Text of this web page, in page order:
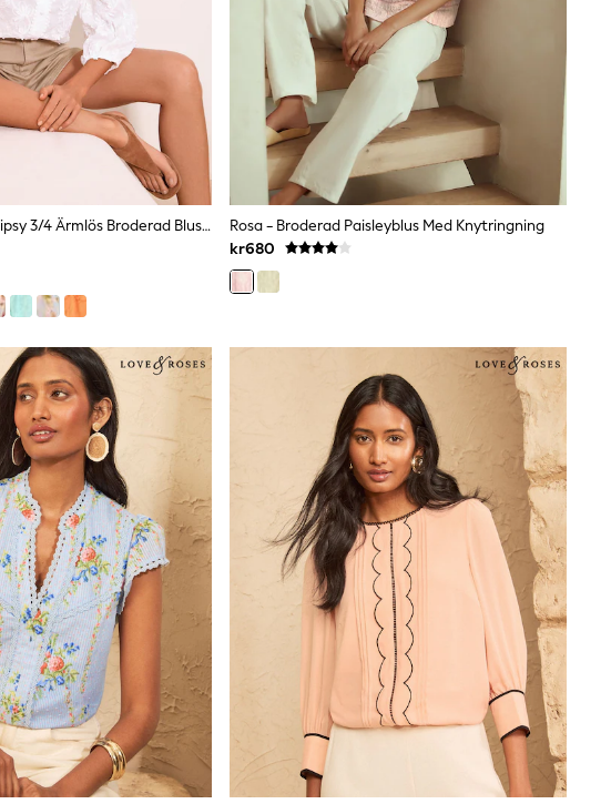
Vit 3D Blommig - Lipsy 3/4 Ärmlös Broderad Blus För Farfar
Rosa - Broderad Paisleyblus Med Knytringning
kr680